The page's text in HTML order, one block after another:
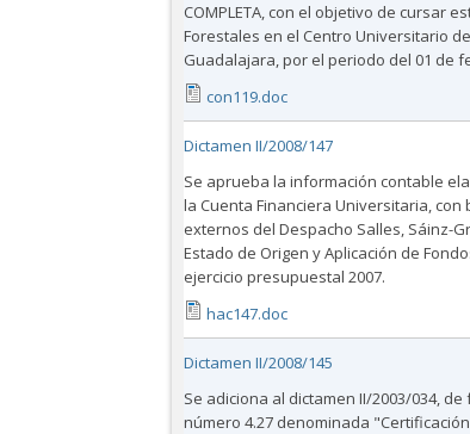
COMPLETA, con el objetivo de cursar
Forestales en el Centro Universitario
Guadalajara, por el periodo del 01 de
con119.doc
Dictamen II/2008/147
Se aprueba la información contable
la Cuenta Financiera Universitaria,
externos del Despacho Salles, Sáinz-
Estado de Origen y Aplicación de
ejercicio presupuestal 2007.
hac147.doc
Dictamen II/2008/145
Se adiciona al dictamen II/2003/034,
número 4.27 denominada